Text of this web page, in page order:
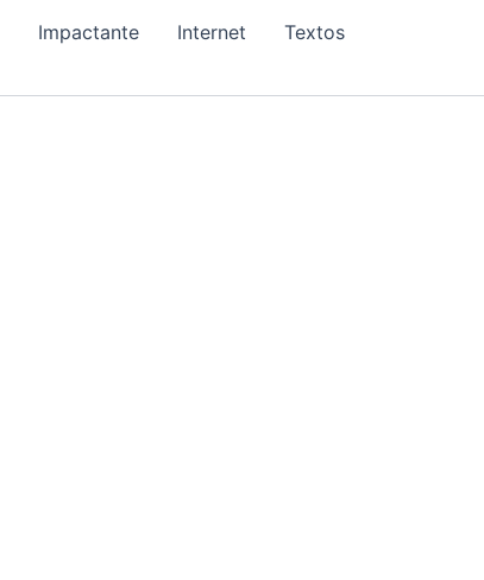
Impactante Internet
Textos